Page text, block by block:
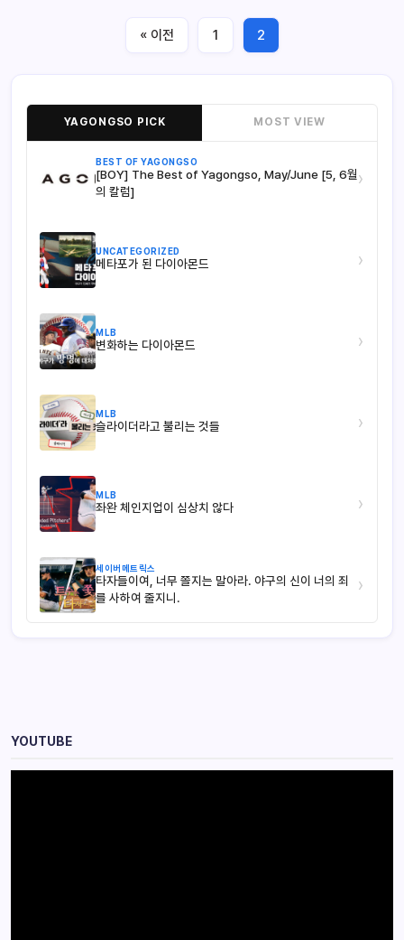
« 이전 1 2
YAGONGSO PICK MOST VIEW
BEST OF YAGONGSO
[BOY] The Best of Yagongso, May/June [5, 6월
의 칼럼]
›
UNCATEGORIZED
메타포가 된 다이아몬드 ›
MLB
변화하는 다이아몬드 ›
MLB
슬라이더라고 불리는 것들 ›
MLB
좌완 체인지업이 심상치 않다 ›
세이버메트릭스
타자들이여, 너무 쫄지는 말아라. 야구의 신이 너의 죄
를 사하여 줄지니.
›
YOUTUBE